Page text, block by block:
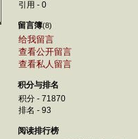
引用 - 0
留言簿(8)
给我留言
查看公开留言
查看私人留言
积分与排名
积分 - 71870
排名 - 93
阅读排行榜